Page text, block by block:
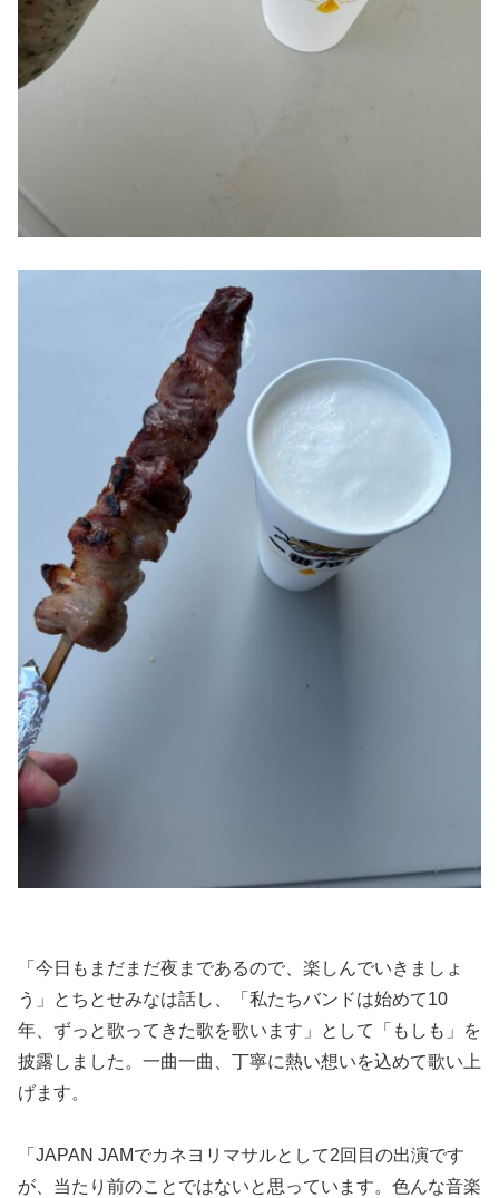
「今日もまだまだ夜まであるので、楽しんでいきましょ
う」とちとせみなは話し、「私たちバンドは始めて10
年、ずっと歌ってきた歌を歌います」として「もしも」を
披露しました。一曲一曲、丁寧に熱い想いを込めて歌い上
げます。
「JAPAN JAMでカネヨリマサルとして2回目の出演です
が、当たり前のことではないと思っています。色んな音楽